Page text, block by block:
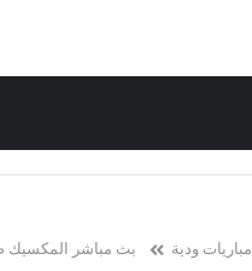
مباريات ودية بث مباشر المكسيك ضد